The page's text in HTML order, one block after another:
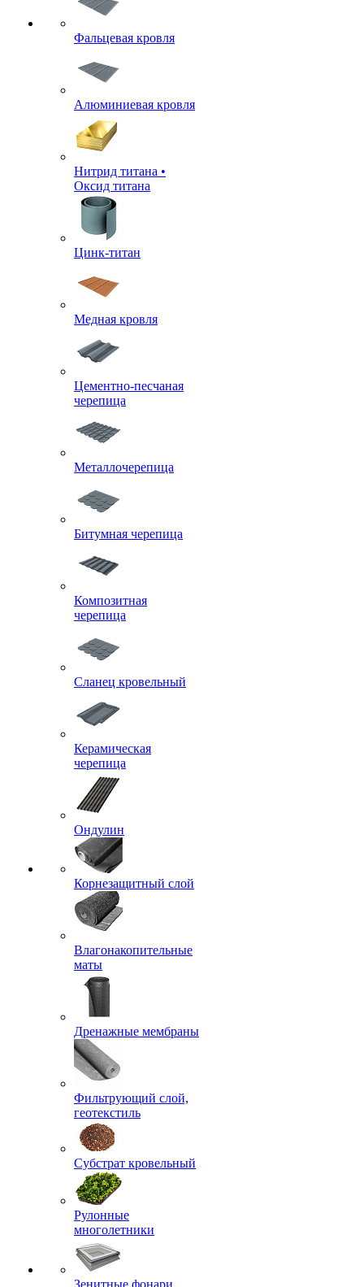
Фальцевая кровля
Алюминиевая кровля
Нитрид титана •
Оксид титана
Цинк-титан
Медная кровля
Цементно-песчаная
черепица
Металлочерепица
Битумная черепица
Композитная
черепица
Сланец кровельный
Керамическая
черепица
Ондулин
Корнезащитный слой
Влагонакопительные
маты
Дренажные мембраны
Фильтрующий слой,
геотекстиль
Субстрат кровельный
Рулонные
многолетники
Зенитные фонари